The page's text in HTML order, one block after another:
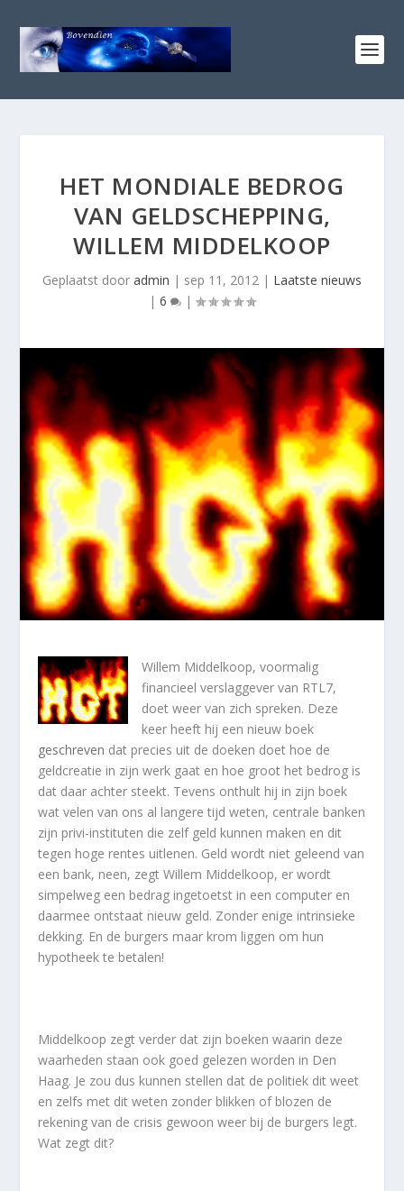
HET MONDIALE BEDROG
VAN GELDSCHEPPING,
WILLEM MIDDELKOOP
Geplaatst door admin | sep 11, 2012 | Laatste nieuws
| 6 |
Willem Middelkoop, voormalig
financieel verslaggever van RTL7,
doet weer van zich spreken. Deze
keer heeft hij een nieuw boek
geschreven dat precies uit de doeken doet hoe de
geldcreatie in zijn werk gaat en hoe groot het bedrog is
dat daar achter steekt. Tevens onthult hij in zijn boek
wat velen van ons al langere tijd weten, centrale banken
zijn privi-instituten die zelf geld kunnen maken en dit
tegen hoge rentes uitlenen. Geld wordt niet geleend van
een bank, neen, zegt Willem Middelkoop, er wordt
simpelweg een bedrag ingetoetst in een computer en
daarmee ontstaat nieuw geld. Zonder enige intrinsieke
dekking. En de burgers maar krom liggen om hun
hypotheek te betalen!
Middelkoop zegt verder dat zijn boeken waarin deze
waarheden staan ook goed gelezen worden in Den
Haag. Je zou dus kunnen stellen dat de politiek dit weet
en zelfs met dit weten zonder blikken of blozen de
rekening van de crisis gewoon weer bij de burgers legt.
Wat zegt dit?